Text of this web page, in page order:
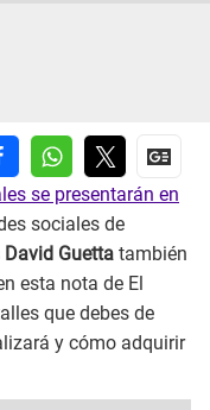
se presentarán en
sociales de
David Guetta también
esta nota de El
que debes de
y cómo adquirir